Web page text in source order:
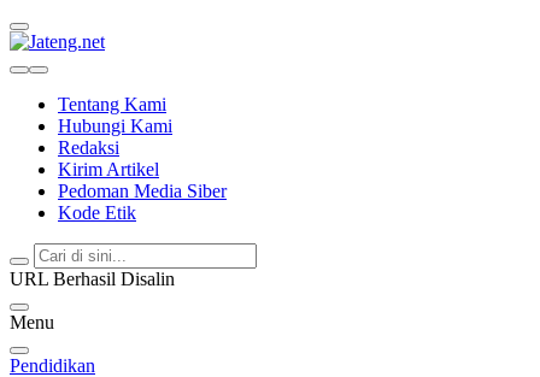
Tentang Kami
Hubungi Kami
Redaksi
Kirim Artikel
Pedoman Media Siber
Kode Etik
URL Berhasil Disalin
Menu
Pendidikan